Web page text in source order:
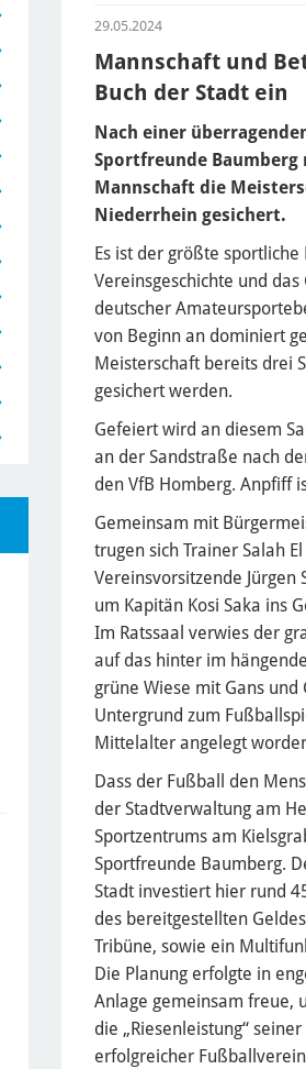
29.05.2024
Mannschaft und
Buch der Stadt ein
Nach einer
Sportfreunde
Mannschaft die
Niederrhein gesichert.
Es ist der größte sportliche
Vereinsgeschichte und
deutscher
von Beginn an dominiert
Meisterschaft bereits drei
gesichert werden.
Gefeiert wird an diesem
an der Sandstraße nach
den VfB Homberg. Anpfiff
Gemeinsam mit
trugen sich Trainer Salah
Vereinsvorsitzende
um Kapitän Kosi Saka ins
Im Ratssaal verwies der
auf das hinter im
grüne Wiese mit Gans
Untergrund zum
Mittelalter angelegt
Dass der Fußball den
der Stadtverwaltung am
Sportzentrums am
Sportfreunde Baumberg.
Stadt investiert hier rund
des bereitgestellten
Tribüne, sowie ein
Die Planung erfolgte in
Anlage gemeinsam freue,
die „Riesenleistung“
erfolgreicher